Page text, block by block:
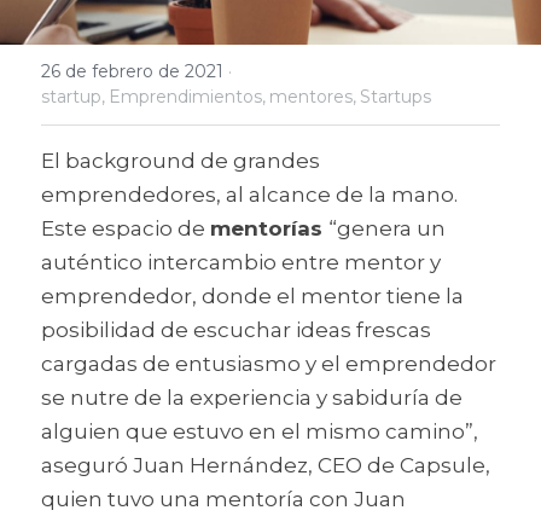
26 de febrero de 2021 ·
startup, Emprendimientos, mentores, Startups
El background de grandes
emprendedores, al alcance de la mano.
Este espacio de mentorías “genera un
auténtico intercambio entre mentor y
emprendedor, donde el mentor tiene la
posibilidad de escuchar ideas frescas
cargadas de entusiasmo y el emprendedor
se nutre de la experiencia y sabiduría de
alguien que estuvo en el mismo camino”,
aseguró Juan Hernández, CEO de Capsule,
quien tuvo una mentoría con Juan